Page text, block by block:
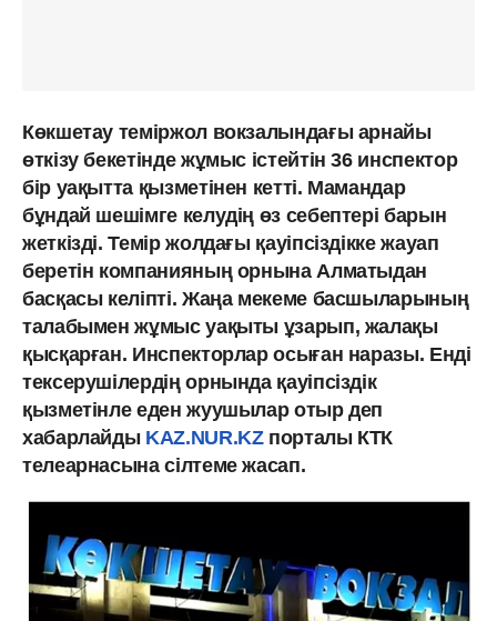
Көкшетау теміржол вокзалындағы арнайы
өткізу бекетінде жұмыс істейтін 36 инспектор
бір уақытта қызметінен кетті. Мамандар
бұндай шешімге келудің өз себептері барын
жеткізді. Темір жолдағы қауіпсіздікке жауап
беретін компанияның орнына Алматыдан
басқасы келіпті. Жаңа мекеме басшыларының
талабымен жұмыс уақыты ұзарып, жалақы
қысқарған. Инспекторлар осыған наразы. Енді
тексерушілердің орнында қауіпсіздік
қызметінле еден жуушылар отыр деп
хабарлайды KAZ.NUR.KZпорталы КТК
телеарнасына сілтеме жасап.